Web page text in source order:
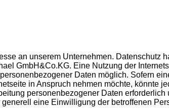
an unserem Unternehmen. Datenschutz
GmbH&Co.KG. Eine Nutzung der
Daten möglich. Sofern
in Anspruch nehmen möchte, könnte
personenbezogener Daten
eine Einwilligung der betroffenen